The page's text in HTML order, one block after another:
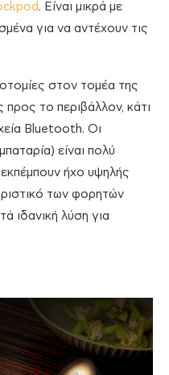
. Είναι μικρά με
για να αντέχουν τις
στον τομέα της
προς το περιβάλλον, κάτι
Bluetooth. Οι
είναι πολύ
ήχο υψηλής
των φορητών
ιδανική λύση για